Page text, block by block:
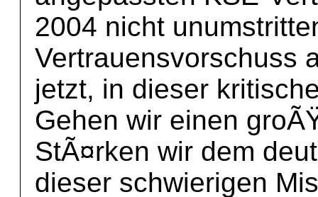
2004 nicht
Vertrauensvorschuss
jetzt, in dieser
Gehen wir einen
StÃ¤rken wir dem
dieser schwierigen